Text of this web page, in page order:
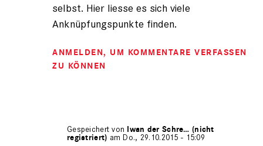
selbst. Hier liesse es sich viele
Anknüpfungspunkte finden.
ANMELDEN, UM KOMMENTARE VERFASSEN
ZU KÖNNEN
Gespeichert von Iwan der Schre… (nicht
registriert) am Do., 29.10.2015 - 15:09